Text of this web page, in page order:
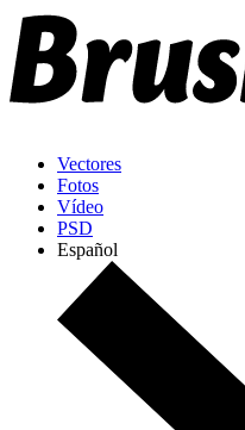
Vectores
Fotos
Vídeo
PSD
Español